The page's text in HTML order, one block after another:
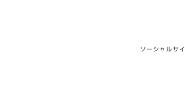
ソーシャルサ